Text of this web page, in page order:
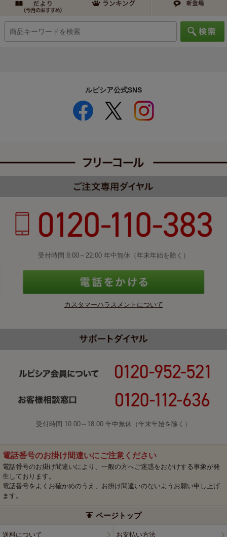
ルピシア公式SNS
受付時間 8:00～22:00 年中無休（年末年始を除く）
カスタマーハラスメントについて
受付時間 10:00～18:00 年中無休（年末年始を除く）
電話番号のお掛け間違いにご注意ください
電話番号のお掛け間違いにより、一般の方へご迷惑をおかけする事象が発
生しております。
電話番号をよくお確かめのうえ、お掛け間違いのないようお願い申し上げ
ます。
ページトップ
送料について お支払い方法